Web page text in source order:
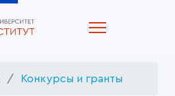
Конкурсы и гранты